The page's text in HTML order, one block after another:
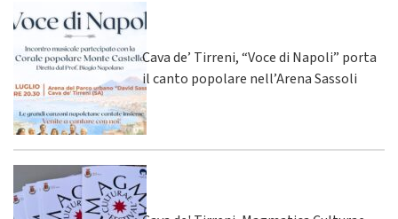
Cava de’ Tirreni, “Voce di Napoli” porta
il canto popolare nell’Arena Sassoli